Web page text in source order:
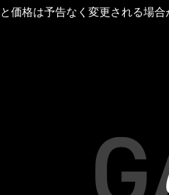
価格は予告なく変更される場合
gallery